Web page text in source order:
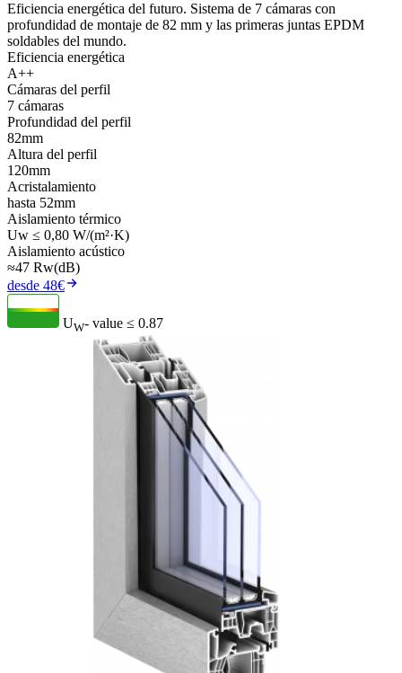
Eficiencia energética del futuro. Sistema de 7 cámaras con
profundidad de montaje de 82 mm y las primeras juntas EPDM
soldables del mundo.
Eficiencia energética
A++
Cámaras del perfil
7 cámaras
Profundidad del perfil
82mm
Altura del perfil
120mm
Acristalamiento
hasta 52mm
Aislamiento térmico
Uw ≤ 0,80 W/(m²·K)
Aislamiento acústico
≈47 Rw(dB)
desde 48€
UW- value ≤ 0.87